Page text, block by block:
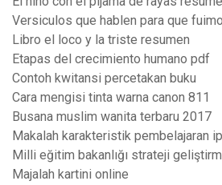
Versiculos que hablen para que
Libro el loco y la triste resumen
Etapas del crecimiento humano pdf
Contoh kwitansi percetakan buku
Cara mengisi tinta warna canon 811
Busana muslim wanita terbaru 2017
Makalah karakteristik pembelajaran
Milli eğitim bakanlığı strateji
Majalah kartini online